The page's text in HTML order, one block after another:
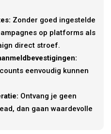
Zonder goed ingestelde
op platforms als
direct stroef.
eenvoudig kunnen
Ontvang je geen
dan gaan waardevolle